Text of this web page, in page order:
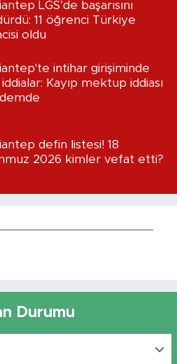
LGS’de başarısını
11 öğrenci Türkiye
oldu
intihar girişiminde
Kayıp mektup iddiası
defin listesi! 18
2026 kimler vefat etti?
Durumu